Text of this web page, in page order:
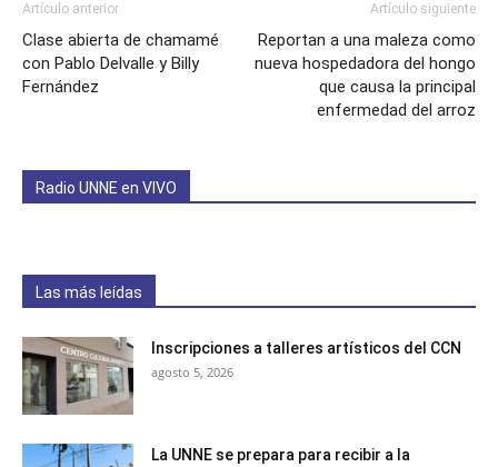
Artículo anterior
Clase abierta de chamamé
con Pablo Delvalle y Billy
Fernández
Artículo siguiente
Reportan a una maleza como
nueva hospedadora del hongo
que causa la principal
enfermedad del arroz
Radio UNNE en VIVO
Las más leídas
Inscripciones a talleres artísticos del CCN
agosto 5, 2026
La UNNE se prepara para recibir a la